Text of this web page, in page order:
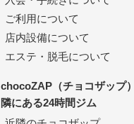
ご利用について
店内設備について
エステ・脱毛について
chocoZAP（チョコザップ
隣にある24時間ジム